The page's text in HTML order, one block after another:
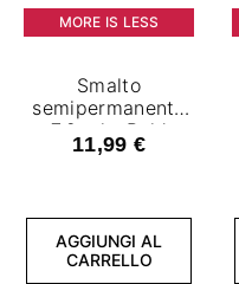
MORE IS LESS
Smalto
semipermanente
7,2 ml - Bold
Horizon
11,99 €
AGGIUNGI AL
CARRELLO